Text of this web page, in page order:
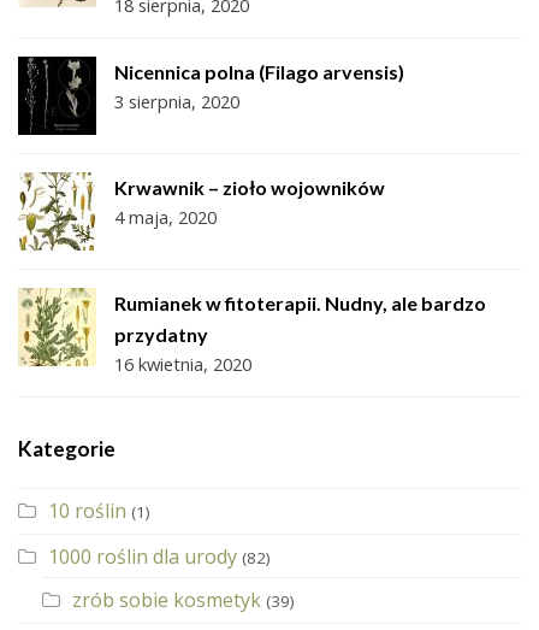
18 sierpnia, 2020
Nicennica polna (Filago arvensis)
3 sierpnia, 2020
Krwawnik – zioło wojowników
4 maja, 2020
Rumianek w fitoterapii. Nudny, ale bardzo
przydatny
16 kwietnia, 2020
Kategorie
10 roślin (1)
1000 roślin dla urody (82)
zrób sobie kosmetyk (39)